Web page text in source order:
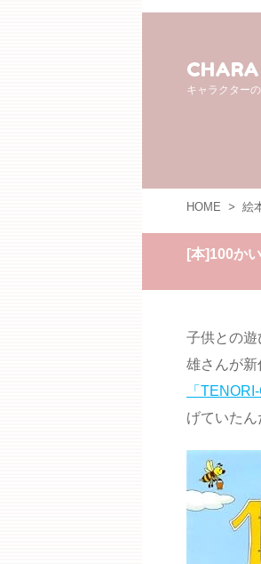
キャラクター
HOME > 絵
[本]100か
子供との
雄さんが
「TENORI-
げていたん